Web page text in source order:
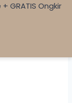
GRATIS Ongkir